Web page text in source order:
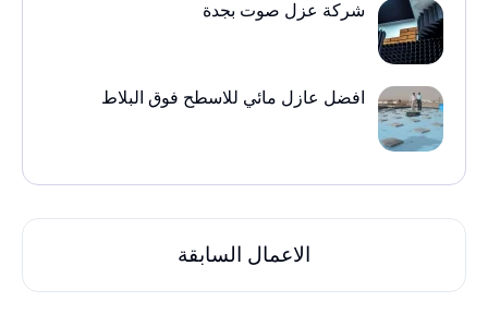
شركة عزل صوت بجدة
افضل عازل مائي للاسطح فوق البلاط
الاعمال السابقة